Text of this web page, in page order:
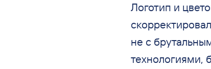
Логотип и
не с
технологиями,